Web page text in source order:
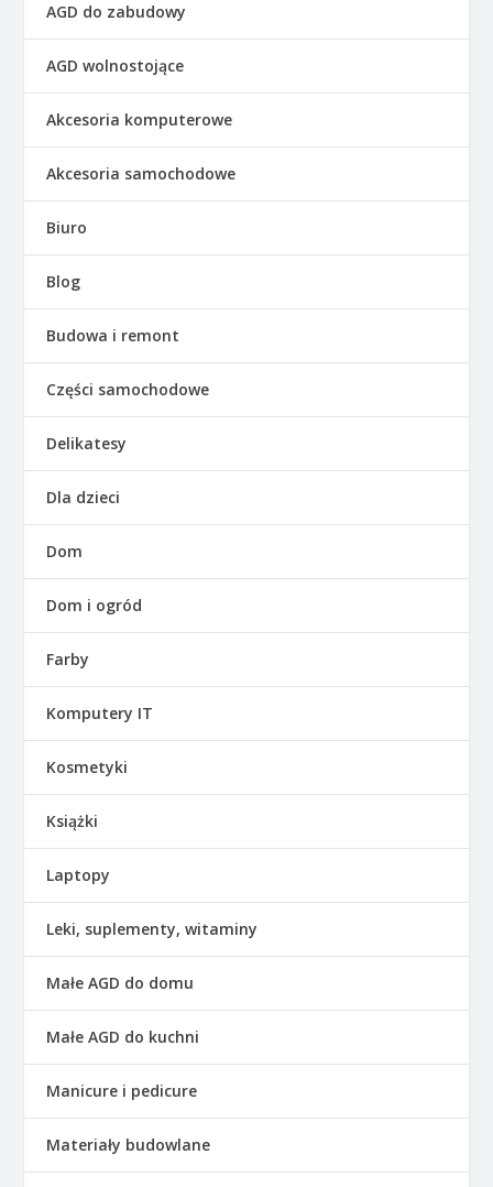
AGD do zabudowy
AGD wolnostojące
Akcesoria komputerowe
Akcesoria samochodowe
Biuro
Blog
Budowa i remont
Części samochodowe
Delikatesy
Dla dzieci
Dom
Dom i ogród
Farby
Komputery IT
Kosmetyki
Książki
Laptopy
Leki, suplementy, witaminy
Małe AGD do domu
Małe AGD do kuchni
Manicure i pedicure
Materiały budowlane